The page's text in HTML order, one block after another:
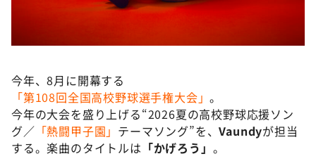
ＬＩＦＥ～夢のカタチ～
ザキ山小屋本館
ぺこぱのまるスポ
アナ回覧板
今年、8月に開幕する
「第108回全国高校野球選手権大会」。
今年の大会を盛り上げる“2026夏の高校野球応援ソン
グ／ 「熱闘甲子園」 テーマソング”を、Vaundyが担当
する。楽曲のタイトルは 「かげろう」 。